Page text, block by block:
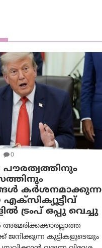
0
കർശനമാക്കുന്ന
ട്രംപ് ഒപ്പു വെച്ചു
ജനിക്കുന്ന കുട്ടികളുടെയും